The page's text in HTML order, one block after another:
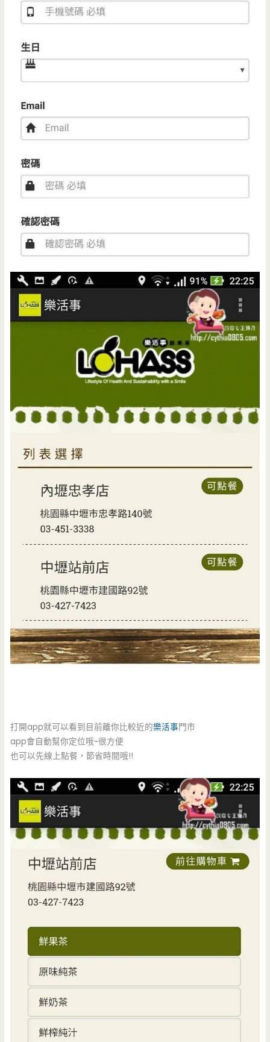
打開app就可以看到目前離你比較近的樂活事門市
app會自動幫你定位哦~很方便
也可以先線上點餐，節省時間哦!!